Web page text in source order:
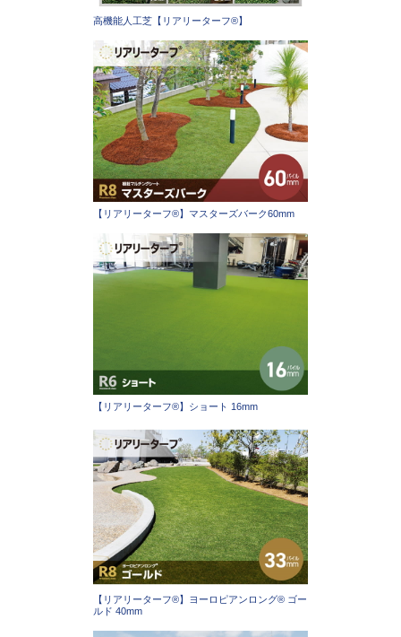
高機能人工芝【リアリーターフ®】
【リアリーターフ®】マスターズバーク60mm
【リアリーターフ®】ショート 16mm
【リアリーターフ®】ヨーロピアンロング® ゴー
ルド 40mm